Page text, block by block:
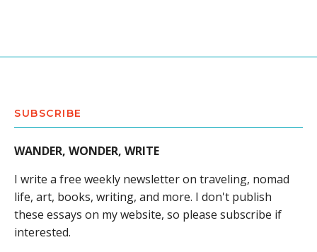
SUBSCRIBE
WANDER, WONDER, WRITE
I write a free weekly newsletter on traveling, nomad
life, art, books, writing, and more. I don't publish
these essays on my website, so please subscribe if
interested.